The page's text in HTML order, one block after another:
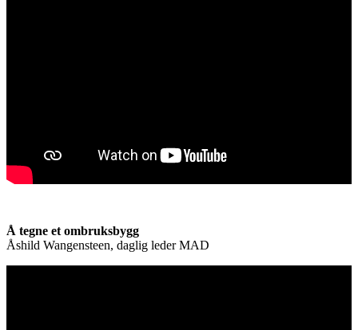
Å tegne et ombruksbygg
Åshild Wangensteen, daglig leder MAD